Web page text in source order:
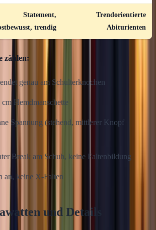
Statement,
trendig
Trendorientierte
Abiturienten
zählen:
genau am Schulterknochen
Hemdmanschette
Spannung (stehend, mittlerer Knopf
Break am Schuh, keine Faltenbildung
an, keine X-Falten
und Details